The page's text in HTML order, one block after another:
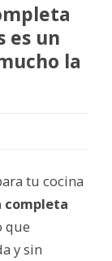
es un
la
tu cocina
completa
que
y sin